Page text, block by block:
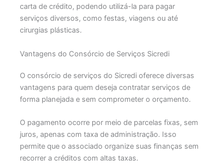
carta de crédito, podendo utilizá-la para pagar
serviços diversos, como festas, viagens ou até
cirurgias plásticas.
Vantagens do Consórcio de Serviços Sicredi
O consórcio de serviços do Sicredi oferece diversas
vantagens para quem deseja contratar serviços de
forma planejada e sem comprometer o orçamento.
O pagamento ocorre por meio de parcelas fixas, sem
juros, apenas com taxa de administração. Isso
permite que o associado organize suas finanças sem
recorrer a créditos com altas taxas.